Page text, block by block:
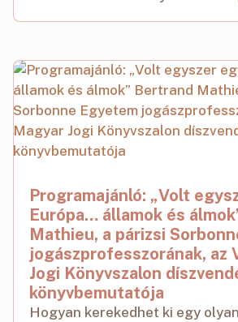
Programajánló: „Volt
Európa… államok és
Mathieu, a párizsi
jogászprofesszorának, az
Jogi Könyvszalon
könyvbemutatója
Hogyan kerekedhet ki egy